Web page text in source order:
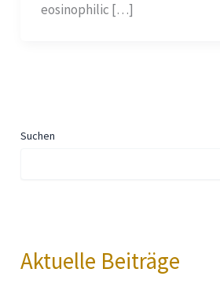
eosinophilic […]
Suchen
Aktuelle Beiträge